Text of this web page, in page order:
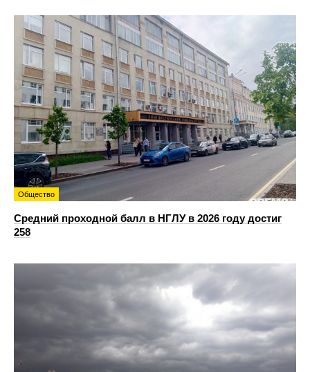
Общество
Средний проходной балл в НГЛУ в 2026 году достиг
258